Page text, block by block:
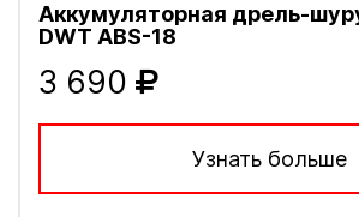
Аккумуляторная дрель-
DWT ABS-18
3 690
Узнать больше